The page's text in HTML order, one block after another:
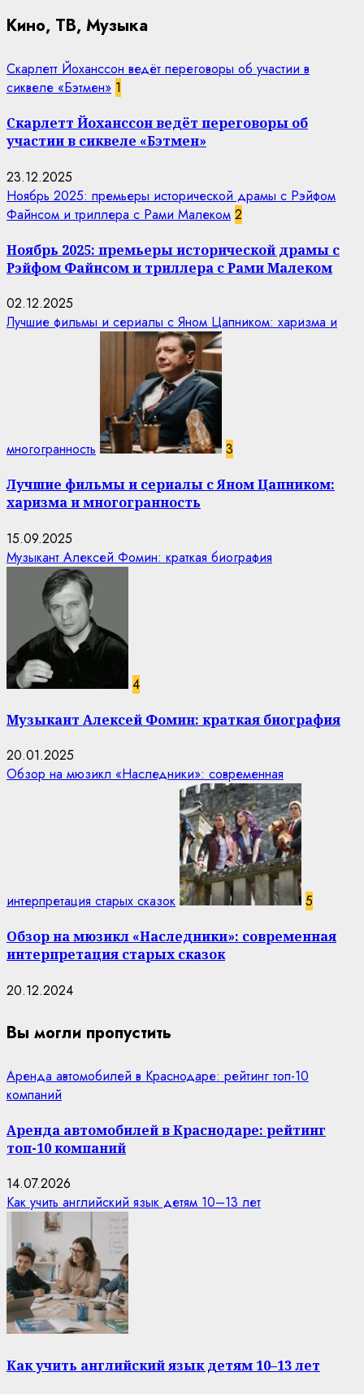
Кино, ТВ, Музыка
Скарлетт Йоханссон ведёт переговоры об участии в
сиквеле «Бэтмен» 1
Скарлетт Йоханссон ведёт переговоры об
участии в сиквеле «Бэтмен»
23.12.2025
Ноябрь 2025: премьеры исторической драмы с Рэйфом
Файнсом и триллера с Рами Малеком 2
Ноябрь 2025: премьеры исторической драмы с
Рэйфом Файнсом и триллера с Рами Малеком
02.12.2025
Лучшие фильмы и сериалы с Яном Цапником: харизма и
многогранность 3
Лучшие фильмы и сериалы с Яном Цапником:
харизма и многогранность
15.09.2025
Музыкант Алексей Фомин: краткая биография
4
Музыкант Алексей Фомин: краткая биография
20.01.2025
Обзор на мюзикл «Наследники»: современная
интерпретация старых сказок 5
Обзор на мюзикл «Наследники»: современная
интерпретация старых сказок
20.12.2024
Вы могли пропустить
Аренда автомобилей в Краснодаре: рейтинг топ-10
компаний
Аренда автомобилей в Краснодаре: рейтинг
топ-10 компаний
14.07.2026
Как учить английский язык детям 10–13 лет
Как учить английский язык детям 10–13 лет